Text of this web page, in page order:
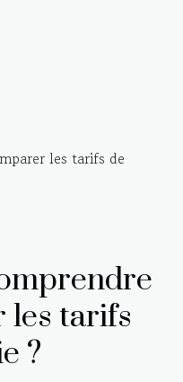
les tarifs de
les tarifs
?